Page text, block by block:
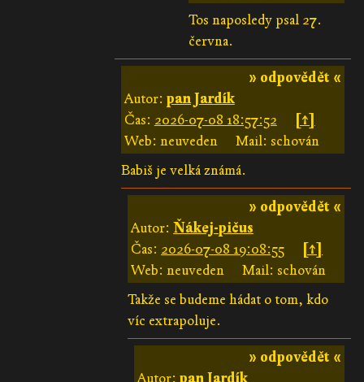
Tos naposledy psal 27.
června.
» odpovědět «
Autor: pan Jardík
Čas: 2026-07-08 18:57:52
[↑]
Web: neuveden
Mail: schován
Babiš je velká známá.
» odpovědět «
Autor:Ňákej-pičus
Čas: 2026-07-08 19:08:55
[↑]
Web: neuveden
Mail: schován
Takže se budeme hádat o tom, kdo
víc extrapoluje.
» odpovědět «
Autor:pan Jardík